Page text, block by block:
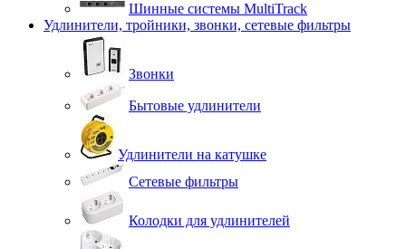
Шинные системы MultiTrack
Удлинители, тройники, звонки, сетевые фильтры
Звонки
Бытовые удлинители
Удлинители на катушке
Сетевые фильтры
Колодки для удлинителей